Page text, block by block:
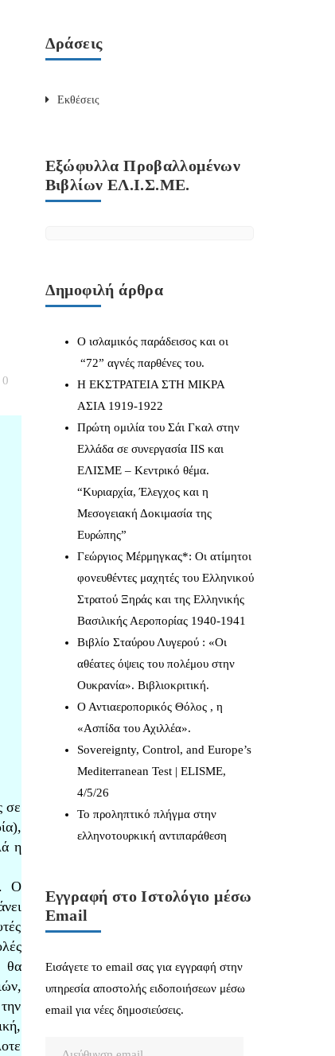
0
σε
η
Ο
θα
Δράσεις
Εκθέσεις
Εξώφυλλα Προβαλλομένων
Βιβλίων ΕΛ.Ι.Σ.ΜΕ.
Δημοφιλή άρθρα
Ο ισλαμικός παράδεισος και οι
“72” αγνές παρθένες του.
Η ΕΚΣΤΡΑΤΕΙΑ ΣΤΗ ΜΙΚΡΑ
ΑΣΙΑ 1919-1922
Πρώτη ομιλία του Σάι Γκαλ στην
Ελλάδα σε συνεργασία IIS και
ΕΛΙΣΜΕ – Κεντρικό θέμα.
“Κυριαρχία, Έλεγχος και η
Μεσογειακή Δοκιμασία της
Ευρώπης”
Γεώργιος Μέρμηγκας*: Οι ατίμητοι
φονευθέντες μαχητές του Ελληνικού
Στρατού Ξηράς και της Ελληνικής
Βασιλικής Αεροπορίας 1940-1941
Βιβλίο Σταύρου Λυγερού : «Οι
αθέατες όψεις του πολέμου στην
Ουκρανία». Βιβλιοκριτική.
Ο Αντιαεροπορικός Θόλος , η
«Ασπίδα του Αχιλλέα».
Sovereignty, Control, and Europe’s
Mediterranean Test | ELISME,
4/5/26
Το προληπτικό πλήγμα στην
ελληνοτουρκική αντιπαράθεση
Εγγραφή στο Ιστολόγιο μέσω
Email
Εισάγετε το email σας για εγγραφή στην
υπηρεσία αποστολής ειδοποιήσεων μέσω
email για νέες δημοσιεύσεις.